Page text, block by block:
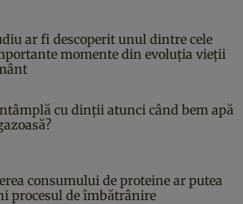
ar fi descoperit unul dintre cele
momente din evoluția vieții
cu dinții atunci când bem apă
consumului de proteine ar putea
procesul de îmbătrânire